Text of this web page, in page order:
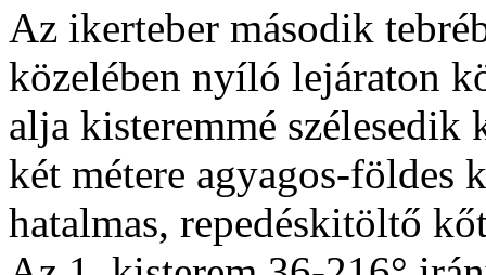
Az ikerteber második
közelében nyíló lejáraton
alja kisteremmé
két métere agyagos-földes
hatalmas, repedéskitöltő